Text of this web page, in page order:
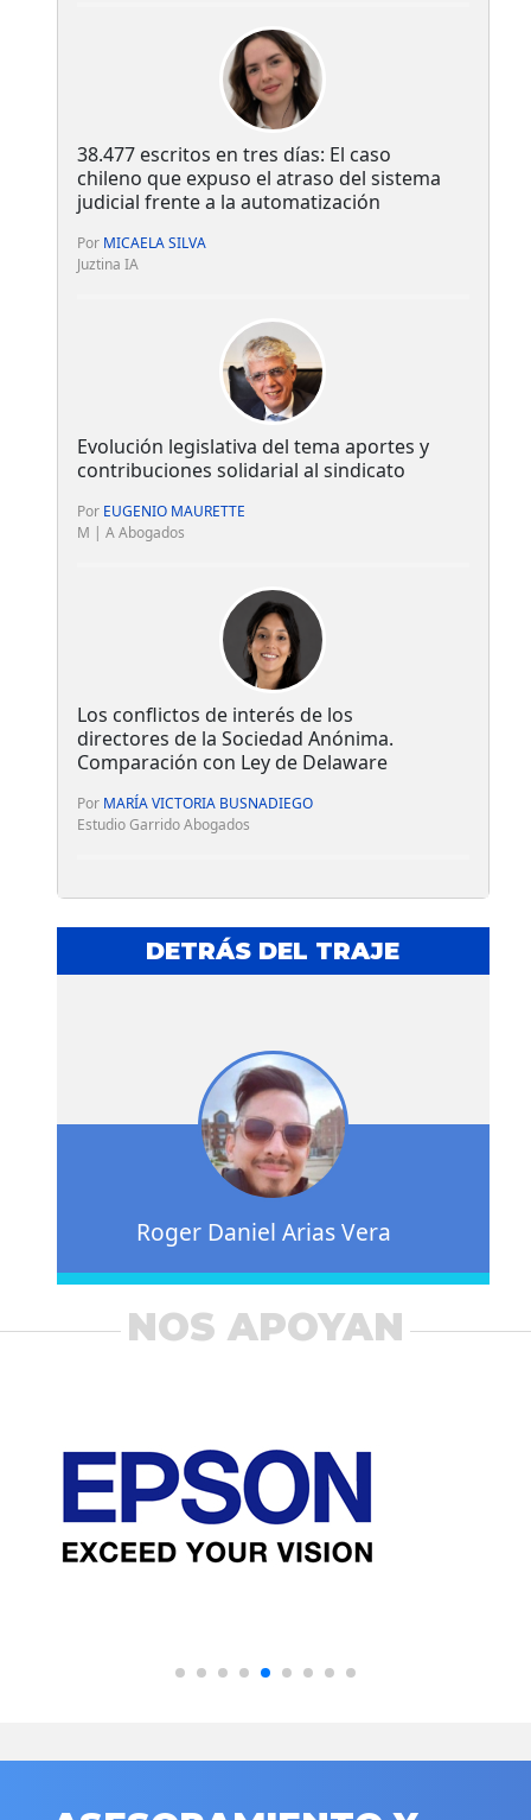
38.477 escritos en tres días: El caso
chileno que expuso el atraso del sistema
judicial frente a la automatización
Por MICAELA SILVA
Juztina IA
Evolución legislativa del tema aportes y
contribuciones solidarial al sindicato
Por EUGENIO MAURETTE
M | A Abogados
Los conflictos de interés de los
directores de la Sociedad Anónima.
Comparación con Ley de Delaware
Por MARÍA VICTORIA BUSNADIEGO
Estudio Garrido Abogados
DETRÁS DEL TRAJE
Roger Daniel Arias Vera
NOS APOYAN